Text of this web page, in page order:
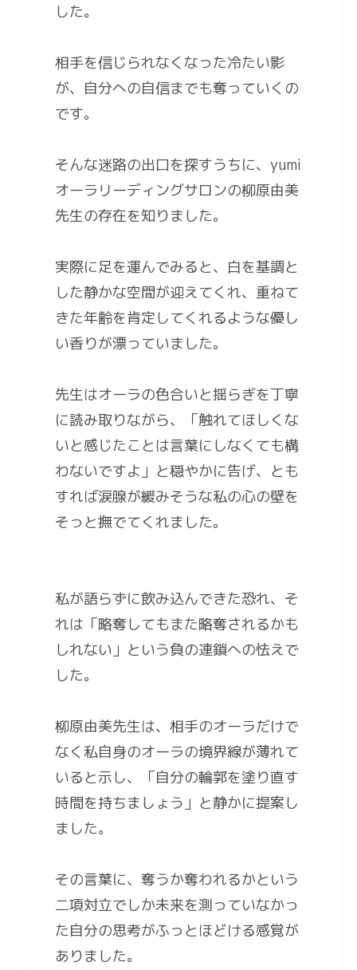
した。
相手を信じられなくなった冷たい影
が、自分への自信までも奪っていくの
です。
そんな迷路の出口を探すうちに、yumi
オーラリーディングサロンの柳原由美
先生の存在を知りました。
実際に足を運んでみると、白を基調と
した静かな空間が迎えてくれ、重ねて
きた年齢を肯定してくれるような優し
い香りが漂っていました。
先生はオーラの色合いと揺らぎを丁寧
に読み取りながら、「触れてほしくな
いと感じたことは言葉にしなくても構
わないですよ」と穏やかに告げ、とも
すれば涙腺が緩みそうな私の心の壁を
そっと撫でてくれました。
私が語らずに飲み込んできた恐れ、そ
れは「略奪してもまた略奪されるかも
しれない」という負の連鎖への怯えで
した。
柳原由美先生は、相手のオーラだけで
なく私自身のオーラの境界線が薄れて
いると示し、「自分の輪郭を塗り直す
時間を持ちましょう」と静かに提案し
ました。
その言葉に、奪うか奪われるかという
二項対立でしか未来を測っていなかっ
た自分の思考がふっとほどける感覚が
ありました。